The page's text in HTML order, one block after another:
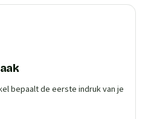
bepaalt de eerste indruk van je